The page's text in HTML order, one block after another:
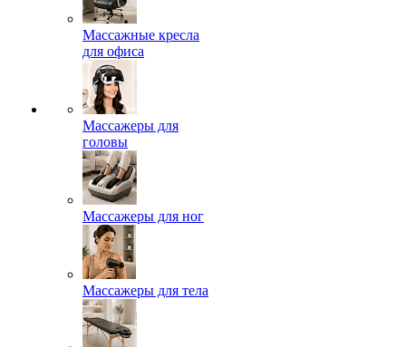
Массажные кресла
для офиса
Массажеры для
головы
Массажеры для ног
Массажеры для тела